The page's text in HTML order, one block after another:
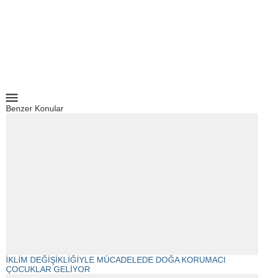
Benzer Konular
İKLİM DEĞİŞİKLİĞİYLE MÜCADELEDE DOĞA KORUMACI
ÇOCUKLAR GELİYOR